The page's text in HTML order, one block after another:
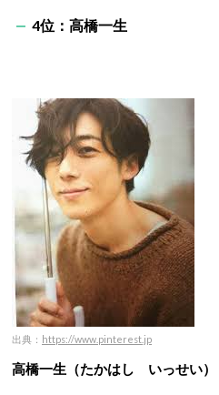
4位： 高橋一生
出典： https://www.pinterest.jp
高橋一生（たかはし いっせい）